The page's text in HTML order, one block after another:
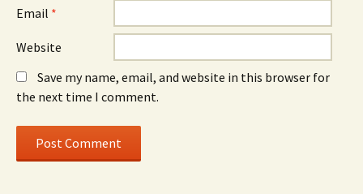
Email *
Website
Save my name, email, and website in this browser for
the next time I comment.